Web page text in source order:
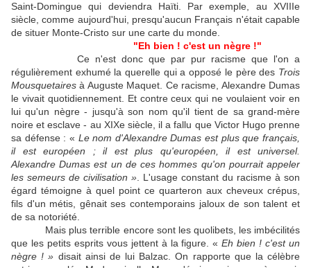
Saint-Domingue qui deviendra Haïti. Par exemple, au XVIIIe
siècle, comme aujourd'hui, presqu'aucun Français n'était capable
de situer Monte-Cristo sur une carte du monde.
"Eh bien ! c'est un nègre !"
Ce n'est donc que par pur racisme que l'on a
régulièrement exhumé la querelle qui a opposé le père des Trois
Mousquetaires à Auguste Maquet. Ce racisme, Alexandre Dumas
le vivait quotidiennement. Et contre ceux qui ne voulaient voir en
lui qu'un nègre - jusqu'à son nom qu'il tient de sa grand-mère
noire et esclave - au XIXe siècle, il a fallu que Victor Hugo prenne
sa défense : « Le nom d'Alexandre Dumas est plus que français,
il est européen ; il est plus qu'européen, il est universel.
Alexandre Dumas est un de ces hommes qu'on pourrait appeler
les semeurs de civilisation » . L'usage constant du racisme à son
égard témoigne à quel point ce quarteron aux cheveux crépus,
fils d'un métis, gênait ses contemporains jaloux de son talent et
de sa notoriété.
Mais plus terrible encore sont les quolibets, les imbécilités
que les petits esprits vous jettent à la figure. «Eh bien ! c'est un
nègre ! » disait ainsi de lui Balzac. On rapporte que la célèbre